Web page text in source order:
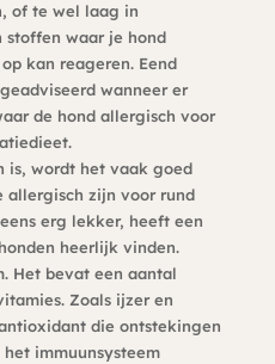
of te wel laag in
waar je hond
kan reageren. Eend
wanneer er
de hond allergisch voor
is, wordt het vaak goed
allergisch zijn voor rund
erg lekker, heeft een
heerlijk vinden.
Het bevat een aantal
Zoals ijzer en
die ontstekingen
immuunsysteem